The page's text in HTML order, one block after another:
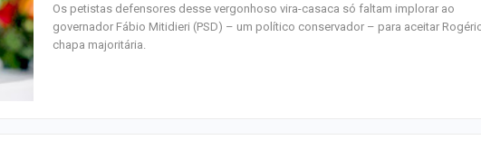
Os petistas defensores desse vergonhoso vira-casaca só faltam implorar ao
governador Fábio Mitidieri (PSD) – um político conservador – para aceitar
chapa majoritária.